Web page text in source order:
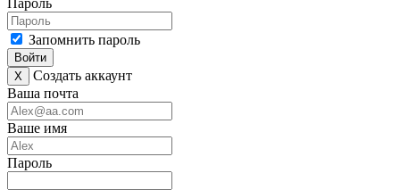
Запомнить пароль
Войти
X
Создать аккаунт
Ваша почта
Ваше имя
Пароль